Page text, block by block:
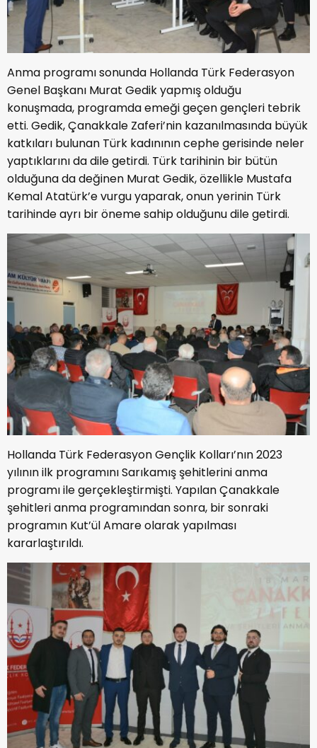
Anma programı sonunda Hollanda Türk Federasyon
Genel Başkanı Murat Gedik yapmış olduğu
konuşmada, programda emeği geçen gençleri tebrik
etti. Gedik, Çanakkale Zaferi’nin kazanılmasında büyük
katkıları bulunan Türk kadınının cephe gerisinde neler
yaptıklarını da dile getirdi. Türk tarihinin bir bütün
olduğuna da değinen Murat Gedik, özellikle Mustafa
Kemal Atatürk’e vurgu yaparak, onun yerinin Türk
tarihinde ayrı bir öneme sahip olduğunu dile getirdi.
Hollanda Türk Federasyon Gençlik Kolları’nın 2023
yılının ilk programını Sarıkamış şehitlerini anma
programı ile gerçekleştirmişti. Yapılan Çanakkale
şehitleri anma programından sonra, bir sonraki
programın Kut’ül Amare olarak yapılması
kararlaştırıldı.